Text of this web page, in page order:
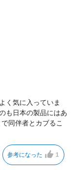
く気に入っていま
も日本の製品にはあ
同伴者とカブるこ
参考になった 1